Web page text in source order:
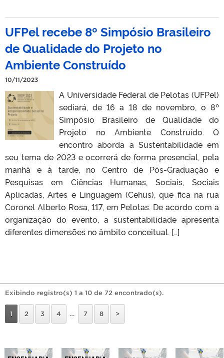
UFPel recebe 8º Simpósio Brasileiro
de Qualidade do Projeto no
Ambiente Construído
10/11/2023
A Universidade Federal de Pelotas (UFPel)
sediará, de 16 a 18 de novembro, o 8º
Simpósio Brasileiro de Qualidade do
Projeto no Ambiente Construído. O
encontro aborda a Sustentabilidade em
seu tema de 2023 e ocorrerá de forma presencial, pela
manhã e à tarde, no Centro de Pós-Graduação e
Pesquisas em Ciências Humanas, Sociais, Sociais
Aplicadas, Artes e Linguagem (Cehus), que fica na rua
Coronel Alberto Rosa, 117, em Pelotas. De acordo com a
organização do evento, a sustentabilidade apresenta
diferentes dimensões no âmbito conceitual. […]
Exibindo registro(s) 1 a 10 de 72 encontrado(s).
1 2 3 4 … 7 8 >